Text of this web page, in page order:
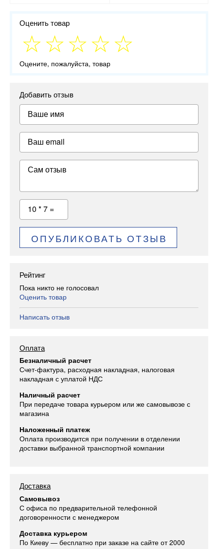
Оценить товар
Оцените, пожалуйста, товар
Добавить отзыв
Ваше имя
Ваш email
Сам отзыв
10 * 7 =
ОПУБЛИКОВАТЬ ОТЗЫВ
Рейтинг
Пока никто не голосовал
Оценить товар
Написать отзыв
Оплата
Безналичный расчет
Счет-фактура, расходная накладная, налоговая
накладная с уплатой НДС
Наличный расчет
При передаче товара курьером или же самовывозе с
магазина
Наложенный платеж
Оплата производится при получении в отделении
доставки выбранной транспортной компании
Доставка
Самовывоз
С офиса по предварительной телефонной
договоренности с менеджером
Доставка курьером
По Киеву — бесплатно при заказе на сайте от 2000